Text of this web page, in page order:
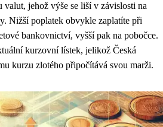
valut, jehož výše se liší v závislosti na
Nižší poplatek obvykle zaplatíte při
bankovnictví, vyšší pak na pobočce.
kurzovní lístek, jelikož Česká
kurzu zlotého připočítává svou marži.